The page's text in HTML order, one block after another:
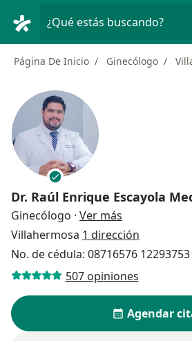
¿Qué estás buscando?
Página De Inicio Ginecólogo
Dr. Raúl Enrique Escayola
Ginecólogo · Ver más
Villahermosa 1 dirección
No. de cédula: 08716576 12293753
507 opiniones
Agendar